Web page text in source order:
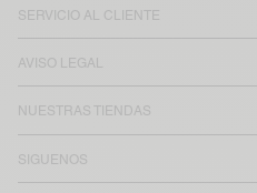
SERVICIO AL CLIENTE
AVISO LEGAL
NUESTRAS TIENDAS
SIGUENOS